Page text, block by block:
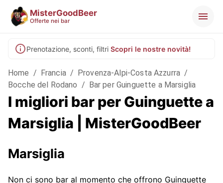
MisterGoodBeer
Offerte nei bar
Prenotazione, sconti, filtri Scopri le nostre novità!
Home / Francia / Provenza-Alpi-Costa Azzurra /
Bocche del Rodano / Bar per Guinguette a Marsiglia
I migliori bar per Guinguette a
Marsiglia | MisterGoodBeer
Marsiglia
Non ci sono bar al momento che offrono Guinguette